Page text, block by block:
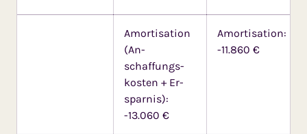
Amortisation
(An­
schaffungs­
kos­ten + Er­
spar­nis):
-13.060 €
Amortisation:
-11.860 €